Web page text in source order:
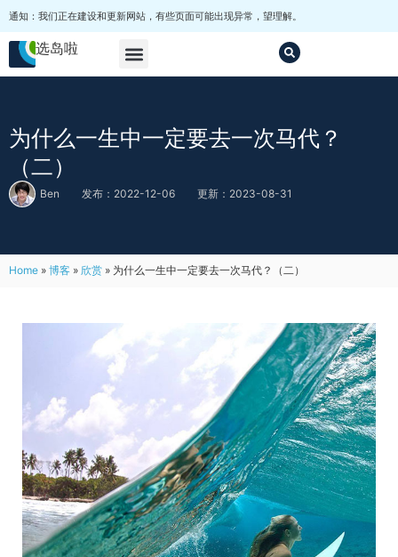
通知：我们正在建设和更新网站，有些页面可能出现异常，望理解。
选岛啦
为什么一生中一定要去一次马代？
（二）
Ben 发布：2022-12-06 更新：2023-08-31
Home » 博客 » 欣赏 » 为什么一生中一定要去一次马代？（二）